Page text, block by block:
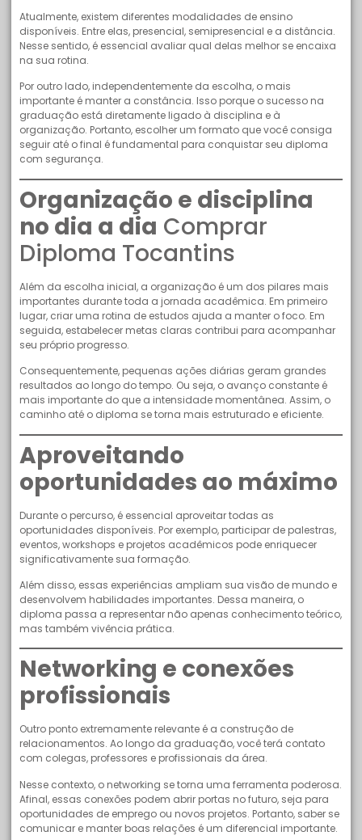
Atualmente, existem diferentes modalidades de ensino
disponíveis. Entre elas, presencial, semipresencial e a distância.
Nesse sentido, é essencial avaliar qual delas melhor se encaixa
na sua rotina.
Por outro lado, independentemente da escolha, o mais
importante é manter a constância. Isso porque o sucesso na
graduação está diretamente ligado à disciplina e à
organização. Portanto, escolher um formato que você consiga
seguir até o final é fundamental para conquistar seu diploma
com segurança.
Organização e disciplina
no dia a dia Comprar
Diploma Tocantins
Além da escolha inicial, a organização é um dos pilares mais
importantes durante toda a jornada acadêmica. Em primeiro
lugar, criar uma rotina de estudos ajuda a manter o foco. Em
seguida, estabelecer metas claras contribui para acompanhar
seu próprio progresso.
Consequentemente, pequenas ações diárias geram grandes
resultados ao longo do tempo. Ou seja, o avanço constante é
mais importante do que a intensidade momentânea. Assim, o
caminho até o diploma se torna mais estruturado e eficiente.
Aproveitando
oportunidades ao máximo
Durante o percurso, é essencial aproveitar todas as
oportunidades disponíveis. Por exemplo, participar de palestras,
eventos, workshops e projetos acadêmicos pode enriquecer
significativamente sua formação.
Além disso, essas experiências ampliam sua visão de mundo e
desenvolvem habilidades importantes. Dessa maneira, o
diploma passa a representar não apenas conhecimento teórico,
mas também vivência prática.
Networking e conexões
profissionais
Outro ponto extremamente relevante é a construção de
relacionamentos. Ao longo da graduação, você terá contato
com colegas, professores e profissionais da área.
Nesse contexto, o networking se torna uma ferramenta poderosa.
Afinal, essas conexões podem abrir portas no futuro, seja para
oportunidades de emprego ou novos projetos. Portanto, saber se
comunicar e manter boas relações é um diferencial importante.